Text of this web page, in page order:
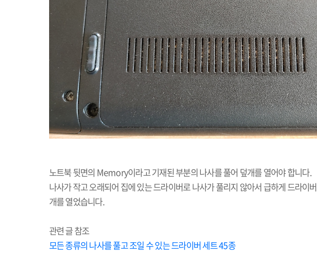
노트북 뒷면의 Memory이라고 기재된 부분의 나사를 풀어 덮개를 열어야 합니다.
나사가 작고 오래되어 집에 있는 드라이버로 나사가 풀리지 않아서 급하게 드라이버
개를 열었습니다.
관련 글 참조
모든 종류의 나사를 풀고 조일 수 있는 드라이버 세트45종